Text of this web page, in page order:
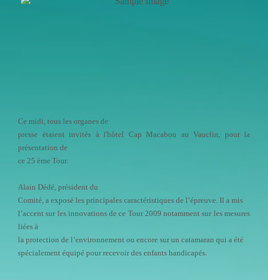
Ce midi, tous les organes de
presse étaient invités à l'hôtel Cap Macabou au Vauclin, pour la
présentation de
ce 25 ème Tour.
Alain Dédé, président du
Comité, a exposé les principales caractéristiques de l’épreuve. Il a mis
l’accent sur les innovations de ce Tour 2009 notamment sur les mesures
liées à
la protection de l’environnement ou encore sur un catamaran qui a été
spécialement équipé pour recevoir des enfants handicapés.